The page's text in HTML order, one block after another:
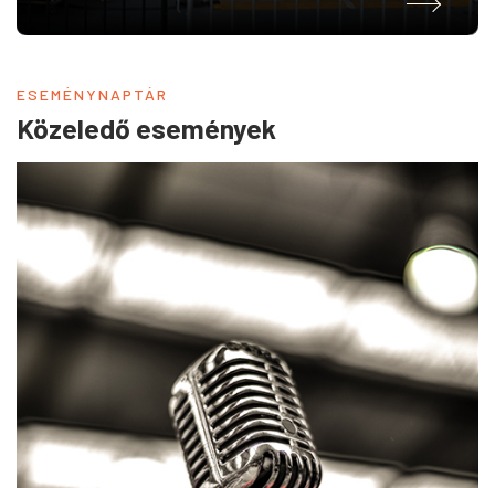
ESEMÉNYNAPTÁR
Közeledő események